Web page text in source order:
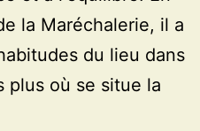
la Maréchalerie, il a
du lieu dans
plus où se situe la